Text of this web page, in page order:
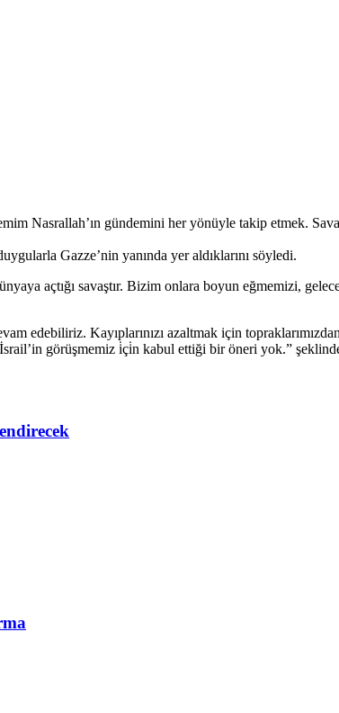
Nasrallah’ın gündemini her yönüyle takip etmek.
Gazze’nin yanında yer aldıklarını söyledi.
açtığı savaştır. Bizim onlara boyun eğmemizi,
Kayıplarınızı azaltmak için topraklarımızdan
görüşmemiz i̇çi̇n kabul ettiği bir öneri yok.”